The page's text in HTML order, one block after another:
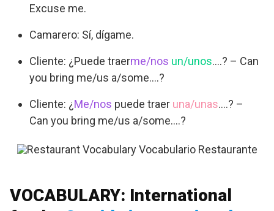
Excuse me.
Camarero: Sí, dígame.
Cliente: ¿Puede traerme/nos un/unos….? – Can
you bring me/us a/some….?
Cliente: ¿Me/nos puede traer una/unas….? –
Can you bring me/us a/some….?
VOCABULARY: International